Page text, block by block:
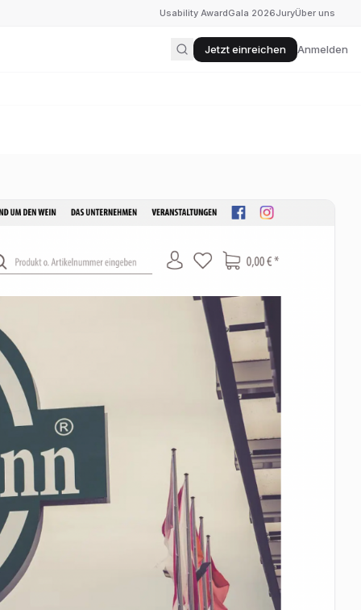
Usability AwardGala 2026JuryÜber uns
Jetzt einreichen Anmelden